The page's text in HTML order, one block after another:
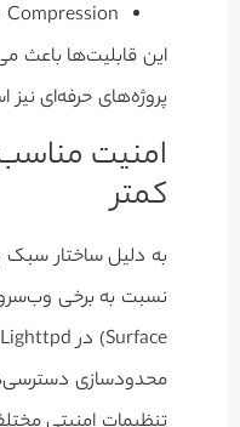
Compression
پروژه‌های حرفه‌ای نیز
امنیت
کمتر
به دلیل ساختار سبک